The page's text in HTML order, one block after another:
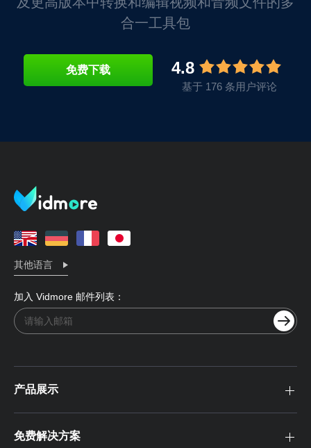
合一工具包
免费下载 4.8
基于 176 条用户评论
其他语言
加入 Vidmore 邮件列表：
产品展示
免费解决方案